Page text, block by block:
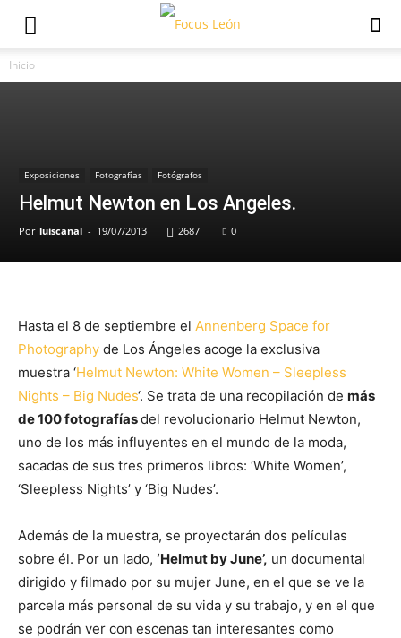
Inicio
Exposiciones Fotografías Fotógrafos
Helmut Newton en Los Angeles.
Por luiscanal - 19/07/2013 2687 0
Hasta el 8 de septiembre el Annenberg Space for
Photography de Los Ángeles acoge la exclusiva
muestra ‘Helmut Newton: White Women – Sleepless
Nights – Big Nudes‘. Se trata de una recopilación de más
de 100 fotografíasdel revolucionario Helmut Newton,
uno de los más influyentes en el mundo de la moda,
sacadas de sus tres primeros libros: ‘White Women’,
‘Sleepless Nights’ y ‘Big Nudes’.
Además de la muestra, se proyectarán dos películas
sobre él. Por un lado, ‘Helmut by June’, un documental
dirigido y filmado por su mujer June, en el que se ve la
parcela más personal de su vida y su trabajo, y en el que
se podrán ver con escenas tan interesantes como